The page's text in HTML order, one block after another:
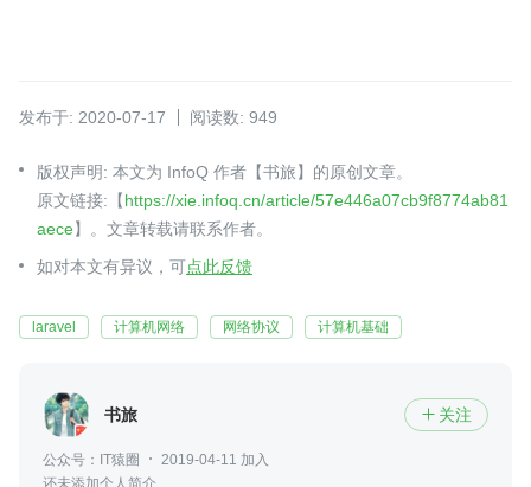
发布于: 2020-07-17 阅读数: 949
版权声明: 本文为 InfoQ 作者【书旅】的原创文章。
原文链接:【https://xie.infoq.cn/article/57e446a07cb9f8774ab81
aece】。文章转载请联系作者。
如对本文有异议，可点此反馈
laravel 计算机网络 网络协议 计算机基础
书旅  关注
公众号：IT猿圈
2019-04-11 加入